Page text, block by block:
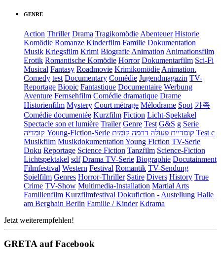
GENRE
Action Thriller Drama Tragikomödie Abenteuer Historie
Komödie Romanze Kinderfilm Familie Dokumentation
Musik Kriegsfilm Krimi Biografie Animation Animationsfilm
Erotik Romantische Komödie Horror Dokumentarfilm Sci-Fi
Musical Fantasy Roadmovie Krimikomödie Animation.
Comedy test Documentary Comédie Jugendmagazin TV-
Reportage Biopic Fantastique Documentaire Werbung
Aventure Fernsehfilm Comédie dramatique Drame
Historienfilm Mystery Court métrage Mélodrame Spot 가족
Comédie documentée Kurzfilm Fiction Licht-Spektakel
Spectacle son et lumière Trailer Genre Test G&S g Serie
קומדיה Young-Fiction-Serie קומדיית פעולה דרמה קומית
Test c
Musikfilm Musikdokumentation Young Fiction TV-Serie
Doku Reportage Science Fiction Tanzfilm Science-Fiction
Lichtspektakel sdf Drama TV-Serie Biographie Docutainment
Filmfestival Western Festival Romantik TV-Sendung
Spielfilm Genres Horror-Thriller Satire Divers History True
Crime TV-Show Multimedia-Installation Martial Arts
Familienfilm Kurzfilmfestival Dokufiction - Austellung Halle
am Berghain Berlin Familie / Kinder Kdrama
Jetzt weiterempfehlen!
GRETA auf Facebook